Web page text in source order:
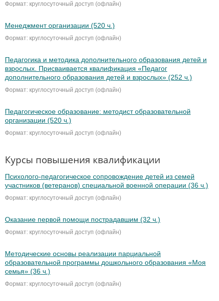
Формат: круглосуточный доступ (офлайн)
Менеджмент организации (520 ч.)
Формат: круглосуточный доступ (офлайн)
Педагогика и методика дополнительного образования детей и
взрослых. Присваивается квалификация «Педагог
дополнительного образования детей и взрослых» (252 ч.)
Формат: круглосуточный доступ (офлайн)
Педагогическое образование: методист образовательной
организации (520 ч.)
Формат: круглосуточный доступ (офлайн)
Курсы повышения квалификации
Психолого-педагогическое сопровождение детей из семей
участников (ветеранов) специальной военной операции (36 ч.)
Формат: круглосуточный доступ (офлайн)
Оказание первой помощи пострадавшим (32 ч.)
Формат: круглосуточный доступ (офлайн)
Методические основы реализации парциальной
образовательной программы дошкольного образования «Моя
семья» (36 ч.)
Формат: круглосуточный доступ (офлайн)